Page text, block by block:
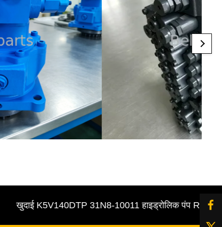
खुदाई K5V140DTP 31N8-10011 हाइड्रोलिक पंप R305-7